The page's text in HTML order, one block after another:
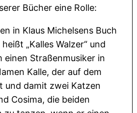
Bücher eine Rolle:
in Klaus Michelsens Buch
„Kalles Walzer“ und
einen Straßenmusiker in
Kalle, der auf dem
und damit zwei Katzen
Cosima, die beiden